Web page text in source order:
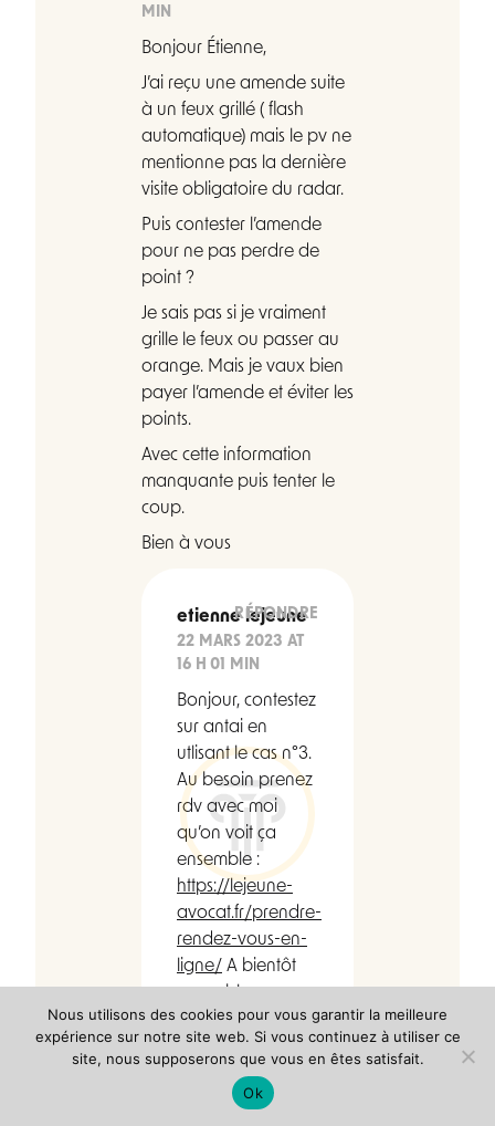
MIN
Bonjour Étienne,
J’ai reçu une amende suite
à un feux grillé ( flash
automatique) mais le pv ne
mentionne pas la dernière
visite obligatoire du radar.
Puis contester l’amende
pour ne pas perdre de
point ?
Je sais pas si je vraiment
grille le feux ou passer au
orange. Mais je vaux bien
payer l’amende et éviter les
points.
Avec cette information
manquante puis tenter le
coup.
Bien à vous
etienne lejeune
22 MARS 2023 AT
16 H 01 MIN
RÉPONDRE
Bonjour, contestez
sur antai en
utlisant le cas n°3.
Au besoin prenez
rdv avec moi
qu’on voit ça
ensemble :
https://lejeune-
avocat.fr/prendre-
rendez-vous-en-
ligne/ A bientôt
Etienne LEJEUNE
Nous utilisons des cookies pour vous garantir la meilleure
expérience sur notre site web. Si vous continuez à utiliser ce
site, nous supposerons que vous en êtes satisfait.
Ok